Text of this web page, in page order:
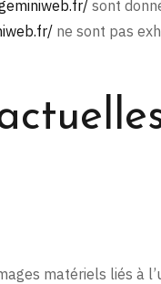
sont
ne sont pas
matériels liés à